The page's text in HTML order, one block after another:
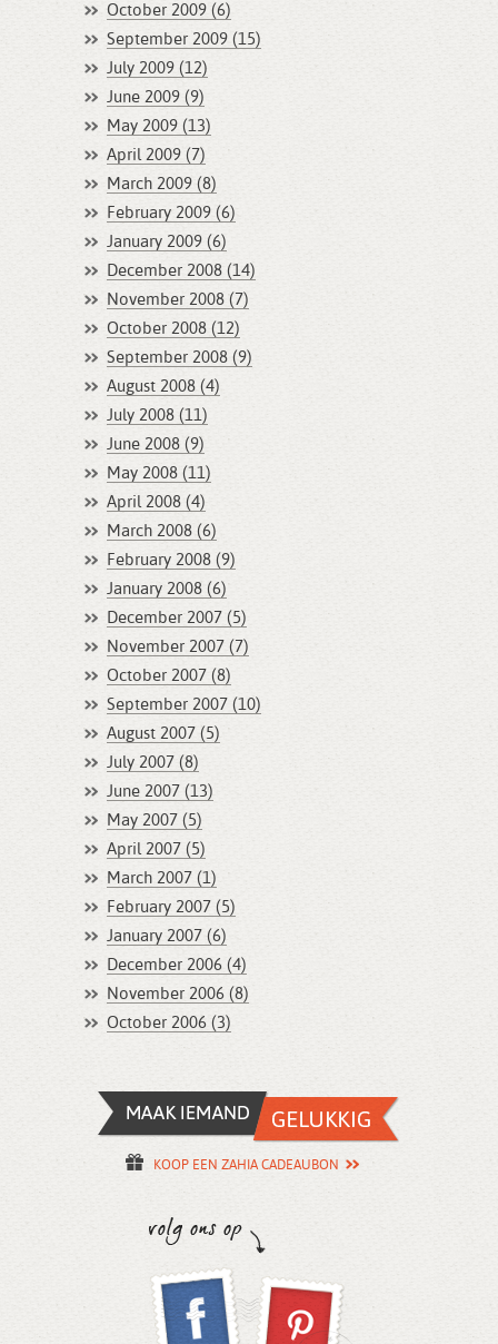
October 2009 (6)
September 2009 (15)
July 2009 (12)
June 2009 (9)
May 2009 (13)
April 2009 (7)
March 2009 (8)
February 2009 (6)
January 2009 (6)
December 2008 (14)
November 2008 (7)
October 2008 (12)
September 2008 (9)
August 2008 (4)
July 2008 (11)
June 2008 (9)
May 2008 (11)
April 2008 (4)
March 2008 (6)
February 2008 (9)
January 2008 (6)
December 2007 (5)
November 2007 (7)
October 2007 (8)
September 2007 (10)
August 2007 (5)
July 2007 (8)
June 2007 (13)
May 2007 (5)
April 2007 (5)
March 2007 (1)
February 2007 (5)
January 2007 (6)
December 2006 (4)
November 2006 (8)
October 2006 (3)
KOOP EEN ZAHIA CADEAUBON